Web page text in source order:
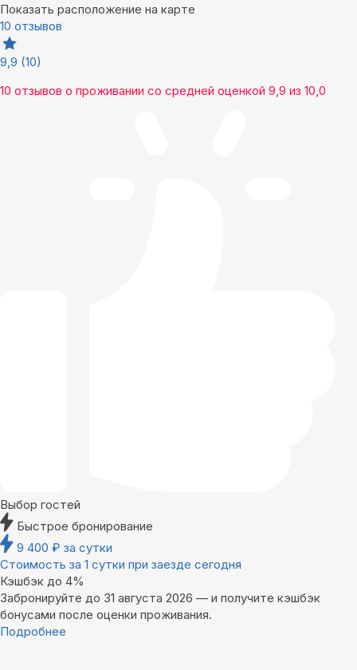
Показать расположение на карте
10 отзывов
9,9 (10)
10 отзывов о проживании со средней оценкой 9,9 из 10,0
Выбор гостей
Быстрое бронирование
9 400 ₽ за сутки
Стоимость за 1 сутки при заезде сегодня
Кэшбэк до 4%
Забронируйте до 31 августа 2026 — и получите кэшбэк
бонусами после оценки проживания.
Подробнее